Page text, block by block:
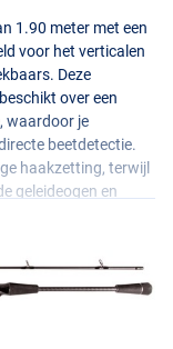
1.90 meter met een
voor het verticalen
Deze
over een
waardoor je
beetdetectie.
haakzetting, terwijl
geleideogen en
duurzaamheid en
en betrouwbaarheid